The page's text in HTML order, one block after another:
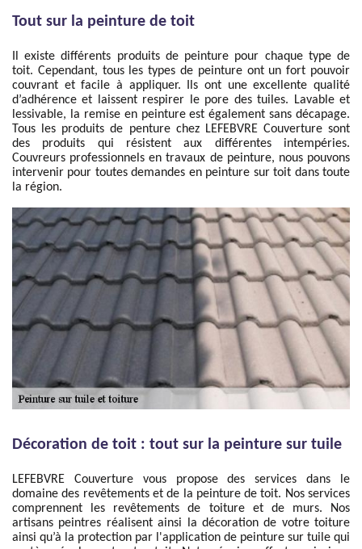
Tout sur la peinture de toit
Il existe différents produits de peinture pour chaque type de
toit. Cependant, tous les types de peinture ont un fort pouvoir
couvrant et facile à appliquer. Ils ont une excellente qualité
d’adhérence et laissent respirer le pore des tuiles. Lavable et
lessivable, la remise en peinture est également sans décapage.
Tous les produits de penture chez LEFEBVRE Couverture sont
des produits qui résistent aux différentes intempéries.
Couvreurs professionnels en travaux de peinture, nous pouvons
intervenir pour toutes demandes en peinture sur toit dans toute
la région.
Décoration de toit : tout sur la peinture sur tuile
LEFEBVRE Couverture vous propose des services dans le
domaine des revêtements et de la peinture de toit. Nos services
comprennent les revêtements de toiture et de murs. Nos
artisans peintres réalisent ainsi la décoration de votre toiture
ainsi qu’à la protection par l'application de peinture sur tuile qui